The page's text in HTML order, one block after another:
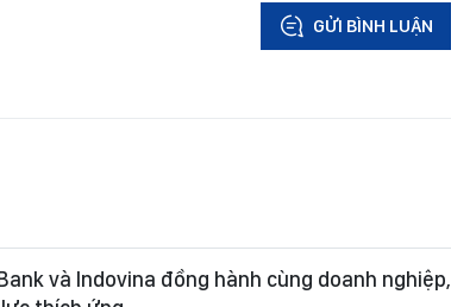
GỬI BÌNH LUẬN
và Indovina đồng hành cùng doanh nghiệp,